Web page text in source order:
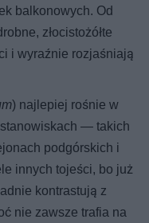
balkonowych. Od
złocistożółte
i wyraźnie rozjaśniają
) najlepiej rośnie w
— takich
podgórskich i
innych tojeści, bo już
kontrastują z
nie zawsze trafia na